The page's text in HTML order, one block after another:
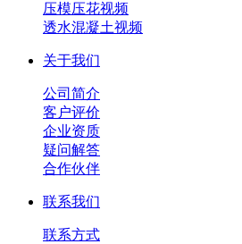
压模压花视频
透水混凝土视频
关于我们
公司简介
客户评价
企业资质
疑问解答
合作伙伴
联系我们
联系方式